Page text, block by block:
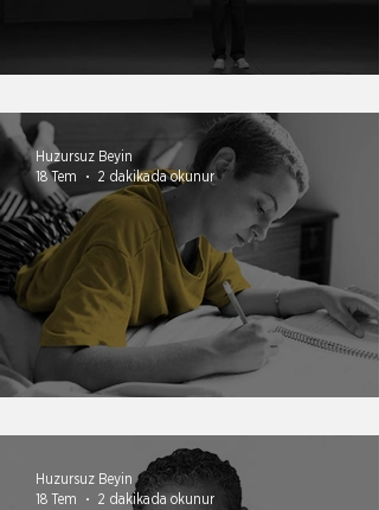
Huzursuz Beyin
18 Tem
2 dakikada okunur
Huzursuz Beyin
18 Tem
2 dakikada okunur